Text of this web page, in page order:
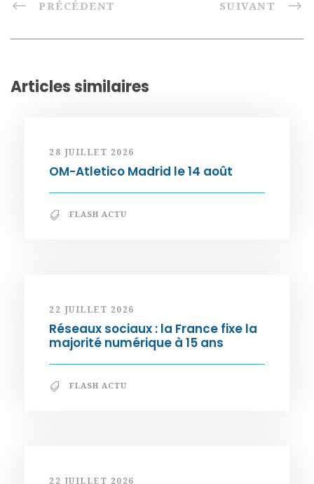
PRÉCÉDENT SUIVANT
Articles similaires
28 JUILLET 2026
OM-Atletico Madrid le 14 août
FLASH ACTU
22 JUILLET 2026
Réseaux sociaux : la France fixe la
majorité numérique à 15 ans
FLASH ACTU
22 JUILLET 2026